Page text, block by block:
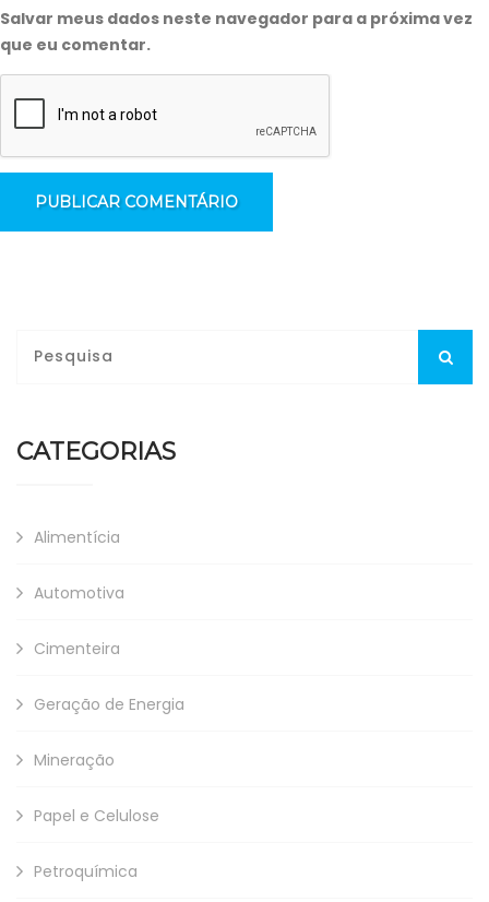
Salvar meus dados neste navegador para a próxima vez
que eu comentar.
CATEGORIAS
Alimentícia
Automotiva
Cimenteira
Geração de Energia
Mineração
Papel e Celulose
Petroquímica